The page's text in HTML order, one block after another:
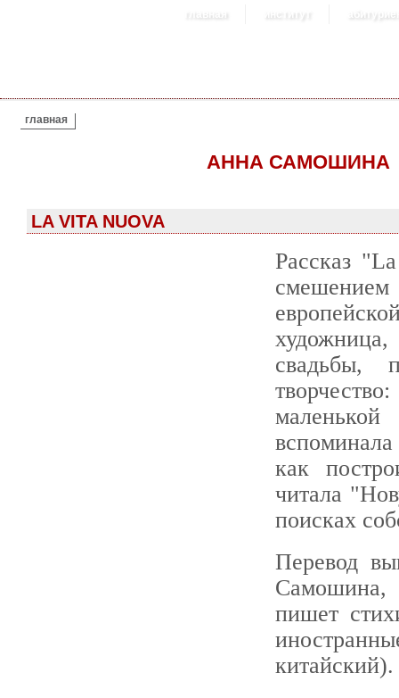
главная институт
ВЫ ЗДЕСЬ
главная
АННА САМОШИНА
LA VITA NUOVA
Рассказ
свадьбы,
как
читала
поисках
Перевод
Самошина,
пишет